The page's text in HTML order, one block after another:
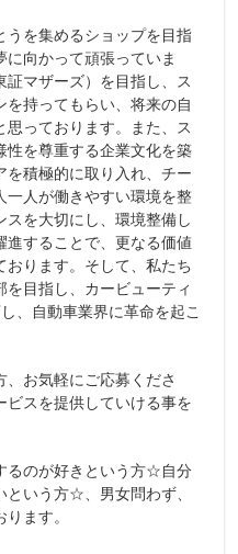
うを集めるショップを目指
に向かって頑張っていま
マザーズ）を目指し、ス
を持ってもらい、将来の自
っております。また、ス
性を尊重する企業文化を築
を積極的に取り入れ、チー
一人が働きやすい環境を整
を大切にし、環境整備し
進することで、更なる価値
おります。そして、私たち
目指し、カービューティ
、自動車業界に革命を起こ
お気軽にご応募くださ
ビスを提供していける事を
のが好きという方☆自分
という方☆、男女問わず、
ます。